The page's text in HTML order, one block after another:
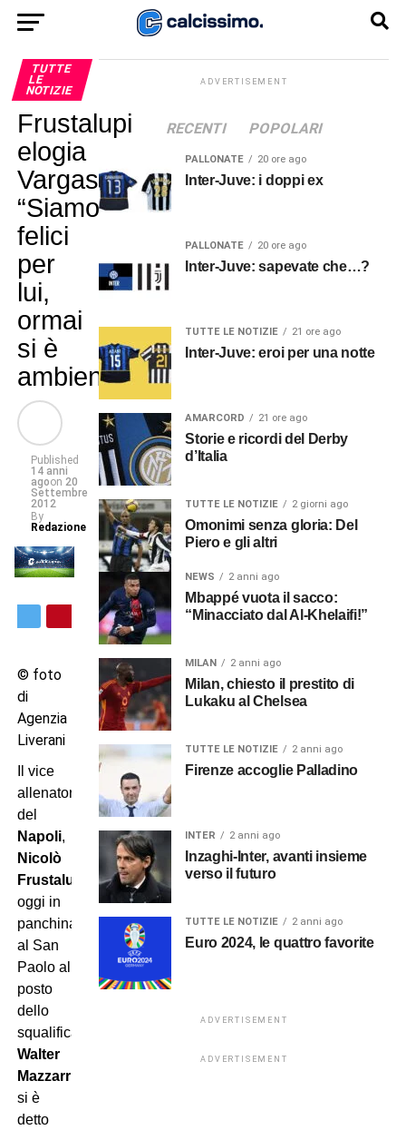
TUTTE
LE
NOTIZIE
Frustalupi
elogia
Vargas:
“Siamo
felici
per
lui,
ormai
si è
ambientato”
Published
14 anni
agoon 20
Settembre
2012
By
Redazione
© foto
di
Agenzia
Liverani
Il vice
allenatore
del
Napoli,
Nicolò
Frustalupi
oggi in
panchina
al San
Paolo al
posto
dello
squalificato
Walter
Mazzarri
si è
detto
ADVERTISEMENT
RECENTI POPOLARI
PALLONATE 20 ore ago
Inter-Juve: i doppi ex
PALLONATE 20 ore ago
Inter-Juve: sapevate che…?
TUTTE LE NOTIZIE 21 ore ago
Inter-Juve: eroi per una notte
AMARCORD 21 ore ago
Storie e ricordi del Derby
d’Italia
TUTTE LE NOTIZIE 2 giorni ago
Omonimi senza gloria: Del
Piero e gli altri
NEWS 2 anni ago
Mbappé vuota il sacco:
“Minacciato dal Al-Khelaifi!”
MILAN 2 anni ago
Milan, chiesto il prestito di
Lukaku al Chelsea
TUTTE LE NOTIZIE 2 anni ago
Firenze accoglie Palladino
INTER 2 anni ago
Inzaghi-Inter, avanti insieme
verso il futuro
TUTTE LE NOTIZIE 2 anni ago
Euro 2024, le quattro favorite
ADVERTISEMENT
ADVERTISEMENT